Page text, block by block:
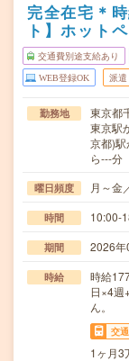
完全在宅＊
ト】ホット
交通費別途支給あり
WEB登録OK 派遣
勤務地
東京都
東京駅
京都)
ら---分
曜日頻度 月～金
時間 10:00-
期間 2026
時給
時給
日×4
ん。
交
1ヶ月3